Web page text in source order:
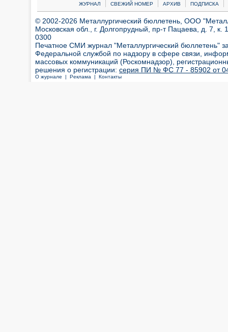
ЖУРНАЛ СВЕЖИЙ НОМЕР АРХИВ ПОДПИСКА
© 2002-2026 Металлургический бюллетень, ООО
Московская обл., г. Долгопрудный, пр-т Пацаева, д. 7,
0300
Печатное СМИ журнал "Металлургический бюллетень"
Федеральной службой по надзору в сфере связи,
массовых коммуникаций (Роскомнадзор),
решения о регистрации: серия ПИ № ФС 77 - 85902 от 04
О журнале | Реклама | Контакты